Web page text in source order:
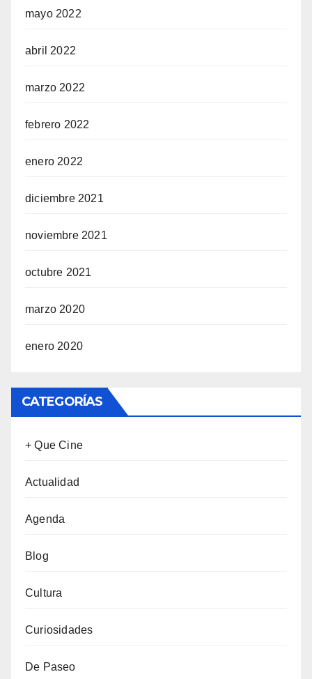
mayo 2022
abril 2022
marzo 2022
febrero 2022
enero 2022
diciembre 2021
noviembre 2021
octubre 2021
marzo 2020
enero 2020
CATEGORÍAS
+ Que Cine
Actualidad
Agenda
Blog
Cultura
Curiosidades
De Paseo